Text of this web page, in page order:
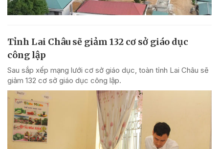
Tỉnh Lai Châu sẽ giảm 132 cơ sở giáo dục
công lập
Sau sắp xếp mạng lưới cơ sở giáo dục, toàn tỉnh Lai Châu sẽ
giảm 132 cơ sở giáo dục công lập.